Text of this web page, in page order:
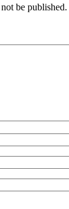
be published.